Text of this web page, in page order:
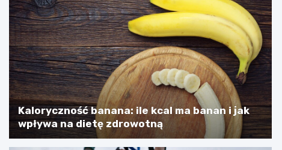
Kaloryczność banana: ile kcal ma banan i jak
wpływa na dietę zdrowotną